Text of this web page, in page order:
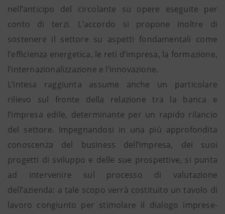
nell’anticipo del circolante su opere eseguite per
conto di terzi. L’accordo si propone inoltre di
sostenere il settore su aspetti fondamentali come
l’efficienza energetica, le reti d’impresa, la formazione,
l’internazionalizzazione e l’innovazione.
L’intesa raggiunta assume anche un particolare
rilievo sul fronte della relazione tra la banca e
l’impresa edile, determinante per un rapido rilancio
del settore. Impegnandosi in una più approfondita
conoscenza del business dell’impresa, dei suoi
progetti di sviluppo e delle sue prospettive, si punta
ad intervenire sul processo di valutazione
dell’azienda: a tale scopo verrà costituito un tavolo di
lavoro congiunto per stimolare il dialogo imprese-